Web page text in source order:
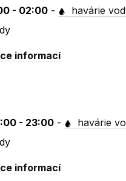
- 02:00 - havárie
informací
- 23:00 - havárie
informací